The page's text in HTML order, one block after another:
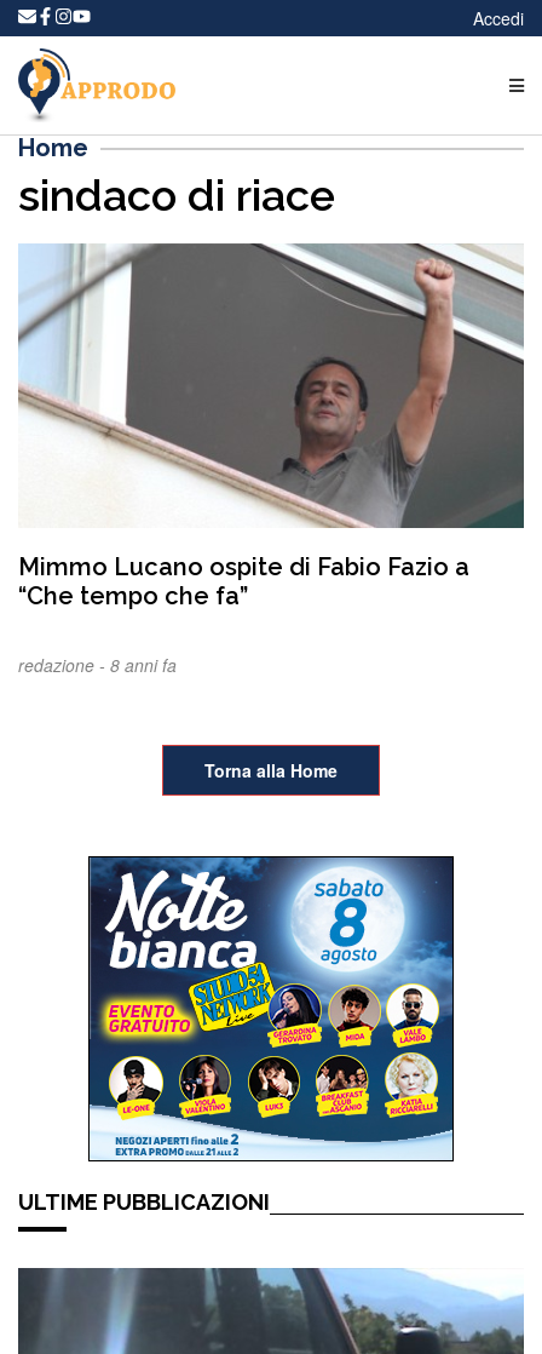
Accedi
Home
sindaco di riace
Mimmo Lucano ospite di Fabio Fazio a
“Che tempo che fa”
redazione - 8 anni fa
Torna alla Home
ULTIME PUBBLICAZIONI